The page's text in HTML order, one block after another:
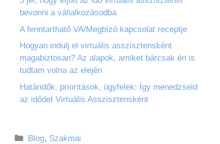
bevonni a vállalkozásodba
A fenntartható VA/Megbízó kapcsolat receptje
Hogyan indulj el virtuális asszisztensként
magabiztosan? Az alapok, amiket bárcsak én is
tudtam volna az elején
Határidők, prioritások, ügyfelek: Így menedzseld
az idődet Virtuális Asszisztensként
Blog, Szakmai